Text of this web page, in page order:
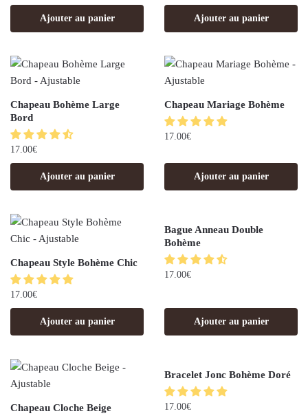
Ajouter au panier Ajouter au panier
Chapeau Bohème Large
Bord
17.00€
Ajouter au panier
Chapeau Mariage Bohème
17.00€
Ajouter au panier
Chapeau Style Bohème Chic
17.00€
Ajouter au panier
Bague Anneau Double
Bohème
17.00€
Ajouter au panier
Chapeau Cloche Beige
Bracelet Jonc Bohème Doré
17.00€